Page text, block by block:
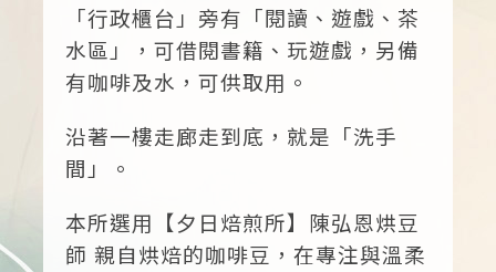
「行政櫃台」旁有「閱讀、遊戲、茶
水區」，可借閱書籍、玩遊戲，另備
有咖啡及水，可供取用。
沿著一樓走廊走到底，就是「洗手
間」。
本所選用【夕日焙煎所】陳弘恩烘豆
師 親自烘焙的咖啡豆，在專注與溫柔